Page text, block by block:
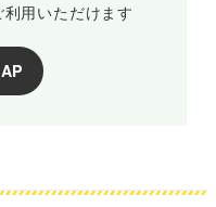
用いただけます